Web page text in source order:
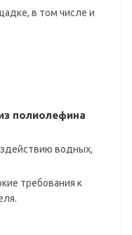
в том числе и
полиолефина
водных,
требования к